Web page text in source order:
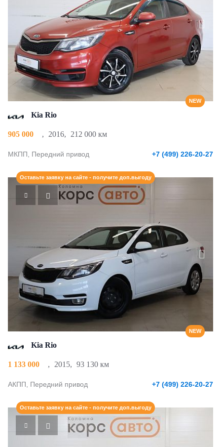
NEW
Kia Rio
905 000 , 2016, 212 000 км
МКПП, Передний привод +7 (499) 226-20-27
NEW
Оставьте заявку на сайте - получите доп.выгоду
Kia Rio
1 133 000 , 2015, 93 130 км
АКПП, Передний привод +7 (499) 226-20-27
Оставьте заявку на сайте - получите доп.выгоду